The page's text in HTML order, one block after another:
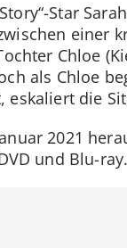
Star
einer
Chloe
als Chloe
eskaliert die
2021
und Blu-ray.